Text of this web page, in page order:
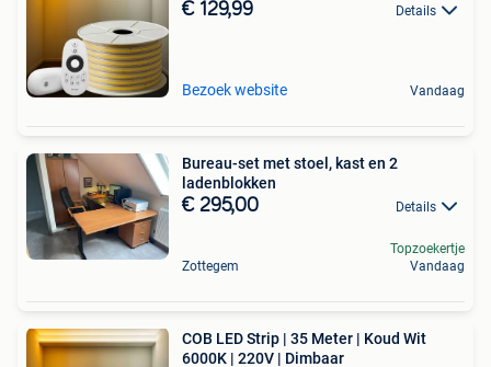
€ 129,99 Details
Bezoek website Vandaag
Bureau-set met stoel, kast en 2
ladenblokken
€ 295,00 Details
Zottegem
Topzoekertje
Vandaag
COB LED Strip | 35 Meter | Koud Wit
6000K | 220V | Dimbaar